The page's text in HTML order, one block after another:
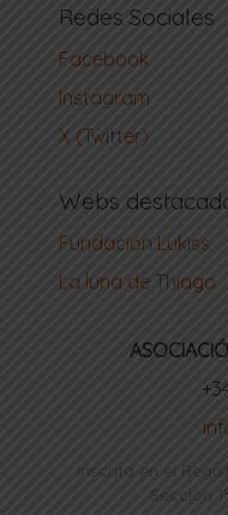
Redes Sociales
Facebook
Instagram
X (Twitter)
Webs
Fundación Lukiss
La luna de Thiago
Inscrita en el
Sección